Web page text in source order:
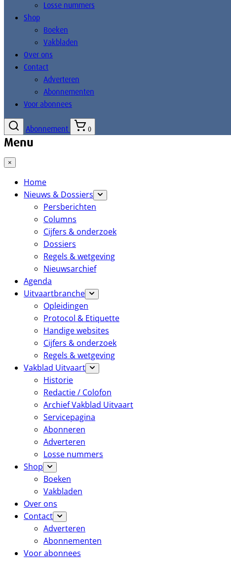
Losse nummers
Shop
Boeken
Vakbladen
Over ons
Contact
Adverteren
Abonnementen
Voor abonnees
Abonnement 0
Menu
×
Home
Nieuws & Dossiers
Persberichten
Columns
Cijfers & onderzoek
Dossiers
Regels & wetgeving
Nieuwsarchief
Agenda
Uitvaartbranche
Opleidingen
Protocol & Etiquette
Handige websites
Cijfers & onderzoek
Regels & wetgeving
Vakblad Uitvaart
Historie
Redactie / Colofon
Archief Vakblad Uitvaart
Servicepagina
Abonneren
Adverteren
Losse nummers
Shop
Boeken
Vakbladen
Over ons
Contact
Adverteren
Abonnementen
Voor abonnees